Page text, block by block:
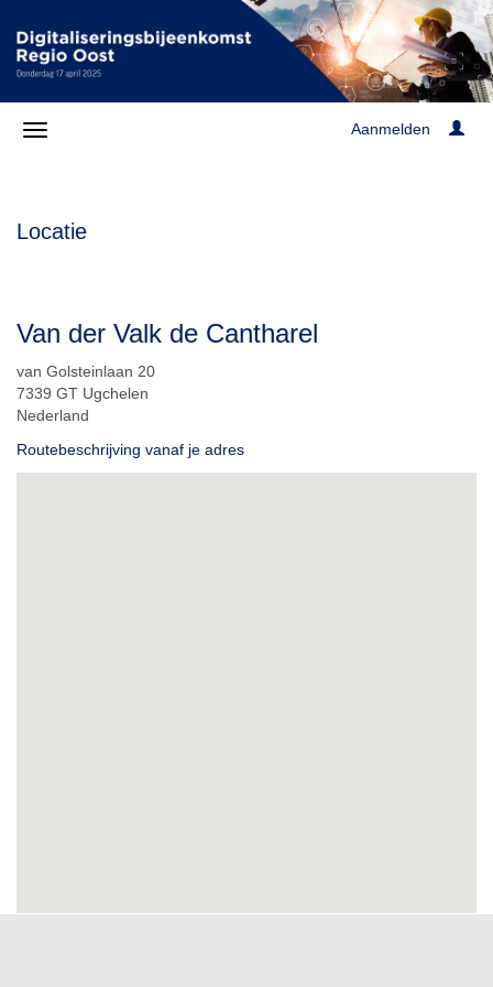
Aanmelden
Locatie
Van der Valk de Cantharel
van Golsteinlaan 20
7339 GT Ugchelen
Nederland
Routebeschrijving vanaf je adres